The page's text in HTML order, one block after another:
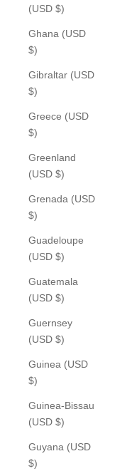
(USD $)
Ghana (USD
$)
Gibraltar (USD
$)
Greece (USD
$)
Greenland
(USD $)
Grenada (USD
$)
Guadeloupe
(USD $)
Guatemala
(USD $)
Guernsey
(USD $)
Guinea (USD
$)
Guinea-Bissau
(USD $)
Guyana (USD
$)